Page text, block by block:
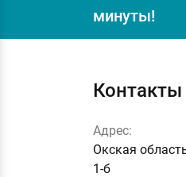
минуты!
Контакты
Адрес:
Окская
1-б